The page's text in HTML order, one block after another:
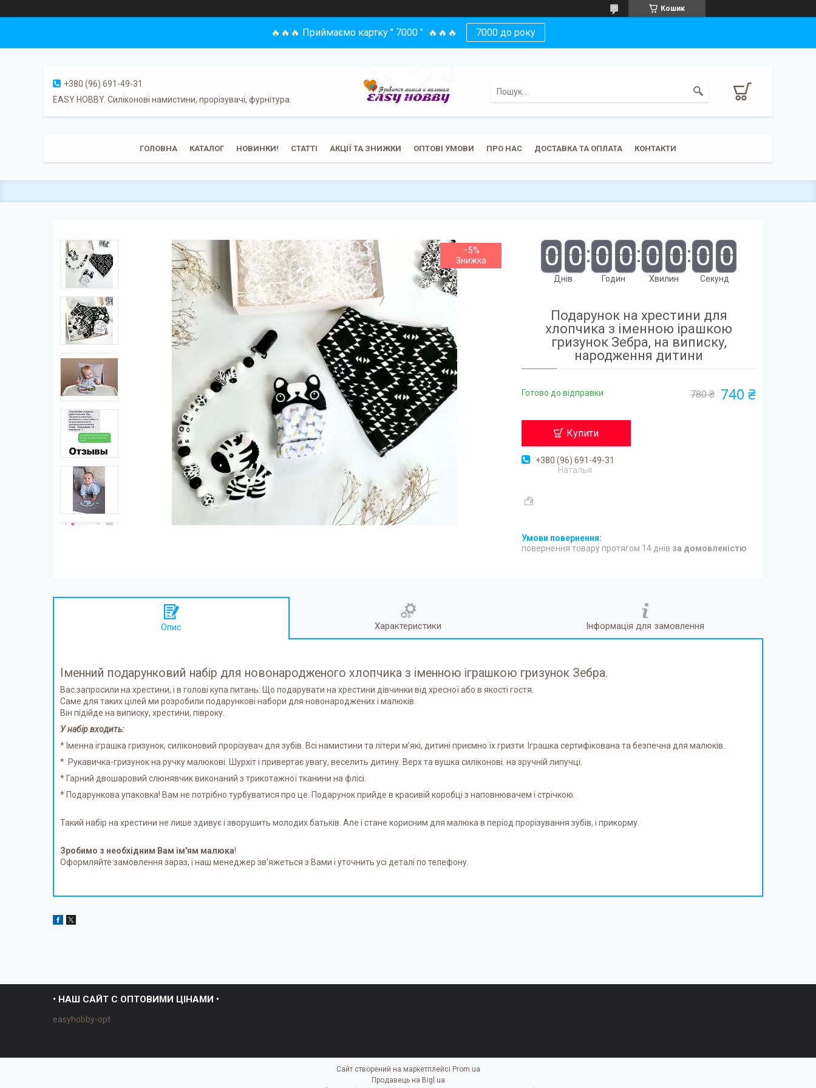
Кошик
🔥🔥🔥 Приймаємо картку " 7000 " 🔥🔥🔥 7000 до року
+380 (96) 691-49-31
EASY HOBBY. Силіконові намистини, прорізувачі, фурнітура.
ГОЛОВНА КАТАЛОГ НОВИНКИ! СТАТТІ АКЦІЇ ТА ЗНИЖКИ ОПТОВІ УМОВИ ПРО НАС ДОСТАВКА ТА ОПЛАТА КОНТАКТИ
–5% 0 0
Днів
0 0
Годин
0 0
Хвилин
0 0
Секунд
Подарунок на хрестини для
хлопчика з іменною ірашкою
гризунок Зебра, на виписку,
народження дитини
Готово до відправки 780 ₴ 740 ₴
Купити
+380 (96) 691-49-31
Наталья
повернення товару протягом 14 днів за домовленістю
Опис Характеристики Інформація для замовлення
Іменний подарунковий набір для новонародженого хлопчика з іменною іграшкою гризунок Зебра.
Вас запросили на хрестини, і в голові купа питань: Що подарувати на хрестини дівчинки від хресної або в якості гостя.
Саме для таких цілей ми розробили подарункові набори для новонароджених і малюків.
Він підійде на виписку, хрестини, півроку.
У набір входить:
* Іменна іграшка гризунок, силіконовий прорізувач для зубів. Всі намистини та літери м'які, дитині приємно їх гризти. Іграшка сертифікована та безпечна для малюків.
* Рукавичка-гризунок на ручку малюкові. Шурхіт і привертає увагу, веселить дитину. Верх та вушка силіконові. на зручній липучці.
* Гарний двошаровий слюнявчик виконаний з трикотажної тканини на флісі.
* Подарункова упаковка! Вам не потрібно турбуватися про це. Подарунок прийде в красивій коробці з наповнювачем і стрічкою.
Такий набір на хрестини не лише здивує і зворушить молодих батьків. Але і стане корисним для малюка в період прорізування зубів, і прикорму.
Зробимо з необхідним Вам ім'ям малюка!
Оформляйте замовлення зараз, і наш менеджер зв'яжеться з Вами і уточнить усі деталі по телефону.
• НАШ САЙТ С ОПТОВИМИ ЦІНАМИ •
easyhobby-opt
Сайт створений на маркетплейсі Prom.ua
Продавець на Bigl.ua